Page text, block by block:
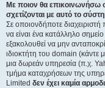
Με ποιον θα επικοινωνήσω
σχετίζονται με αυτό το
Σε οποιονδήποτε
να είναι ένα κατάλληλο
εξακολουθεί να μην
ιδιοκτήτη του domain (κάντε
μια δωρεάν υπηρεσία (π.χ.
τμήμα καταχρήσεων της
Limited δεν έχει καμία